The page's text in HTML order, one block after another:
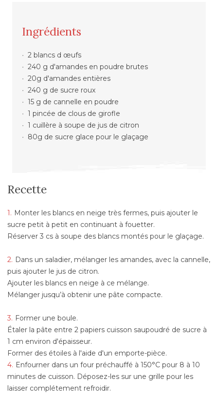
Ingrédients
2 blancs d œufs
240 g d'amandes en poudre brutes
20g d'amandes entières
240 g de sucre roux
15 g de cannelle en poudre
1 pincée de clous de girofle
1 cuillère à soupe de jus de citron
80g de sucre glace pour le glaçage
Recette
Monter les blancs en neige très fermes, puis ajouter le
sucre petit à petit en continuant à fouetter.
Réserver 3 cs à soupe des blancs montés pour le glaçage.
Dans un saladier, mélanger les amandes, avec la cannelle,
puis ajouter le jus de citron.
Ajouter les blancs en neige à ce mélange.
Mélanger jusqu’à obtenir une pâte compacte.
Former une boule.
Étaler la pâte entre 2 papiers cuisson saupoudré de sucre à
1 cm environ d'épaisseur.
Former des étoiles à l'aide d'un emporte-pièce.
Enfourner dans un four préchauffé à 150°C pour 8 à 10
minutes de cuisson. Déposez-les sur une grille pour les
laisser complétement refroidir.